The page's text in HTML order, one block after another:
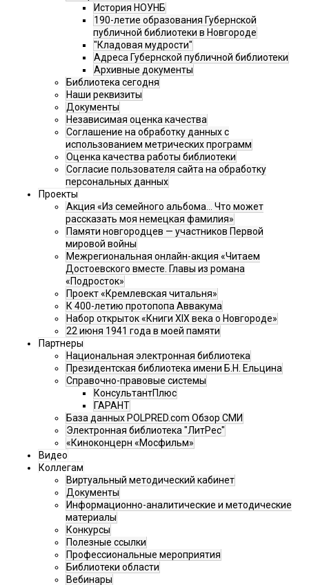
История НОУНБ
190-летие образования Губернской
публичной библиотеки в Новгороде
"Кладовая мудрости"
Адреса Губернской публичной библиотеки
Архивные документы
Библиотека сегодня
Наши реквизиты
Документы
Независимая оценка качества
Соглашение на обработку данных с
использованием метрических программ
Оценка качества работы библиотеки
Согласие пользователя сайта на обработку
персональных данных
Проекты
Акция «Из семейного альбома... Что может
рассказать моя немецкая фамилия»
Памяти новгородцев — участников Первой
мировой войны
Межрегиональная онлайн-акция «Читаем
Достоевского вместе. Главы из романа
«Подросток»
Проект «Кремлевская читальня»
К 400-летию протопопа Аввакума
Набор открыток «Книги XIX века о Новгороде»
22 июня 1941 года в моей памяти
Партнеры
Национальная электронная библиотека
Президентская библиотека имени Б.Н. Ельцина
Справочно-правовые системы
КонсультантПлюс
ГАРАНТ
База данных POLPRED.com Обзор СМИ
Электронная библиотека "ЛитРес"
«Киноконцерн «Мосфильм»
Видео
Коллегам
Виртуальный методический кабинет
Документы
Информационно-аналитические и методические
материалы
Конкурсы
Полезные ссылки
Профессиональные мероприятия
Библиотеки области
Вебинары